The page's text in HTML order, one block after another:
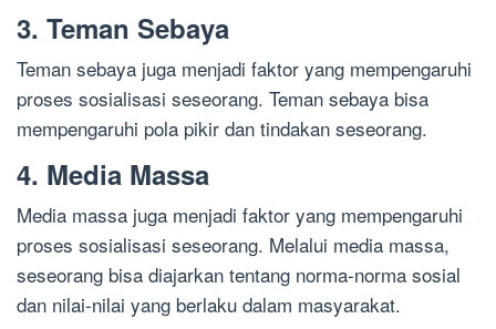
3. Teman Sebaya
Teman sebaya juga menjadi faktor yang mempengaruhi
proses sosialisasi seseorang. Teman sebaya bisa
mempengaruhi pola pikir dan tindakan seseorang.
4. Media Massa
Media massa juga menjadi faktor yang mempengaruhi
proses sosialisasi seseorang. Melalui media massa,
seseorang bisa diajarkan tentang norma-norma sosial
dan nilai-nilai yang berlaku dalam masyarakat.